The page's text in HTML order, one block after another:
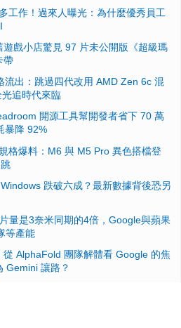
工作！過來人曝光：為什麼優秀員工
戲小店驚見 97 片未公開版《超級瑪
帶
流出：跳過四代改用 AMD Zen 6c 混
追時代來臨
開源工具幫開發者省下 70 萬
暴降 92%
格爆料：M6 與 M5 Pro 異色搭檔登
跌破六成？最新數據背後恐另
量是3奈米同期的4倍，Google與蘋果
等產能
AlphaFold 團隊解體看 Google 的焦
Gemini 讓路？